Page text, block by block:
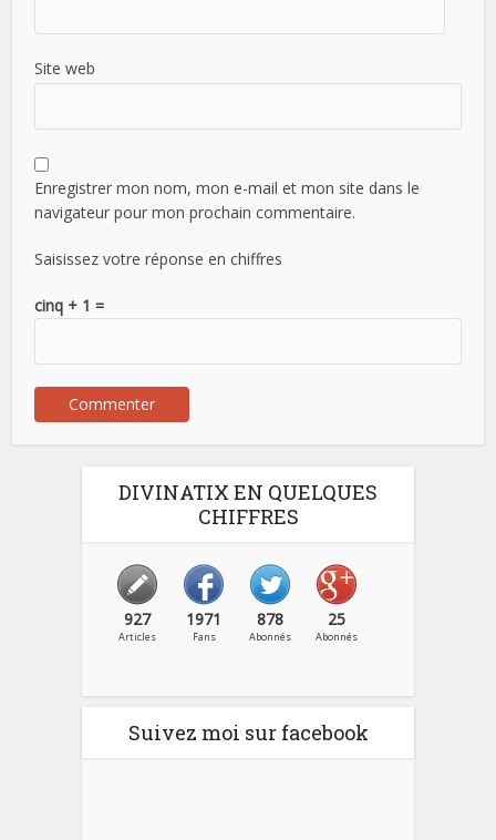
Site web
Enregistrer mon nom, mon e-mail et mon site dans le
navigateur pour mon prochain commentaire.
Saisissez votre réponse en chiffres
cinq + 1 =
DIVINATIX EN QUELQUES
CHIFFRES
927
Articles
1971
Fans
878
Abonnés
25
Abonnés
Suivez moi sur facebook